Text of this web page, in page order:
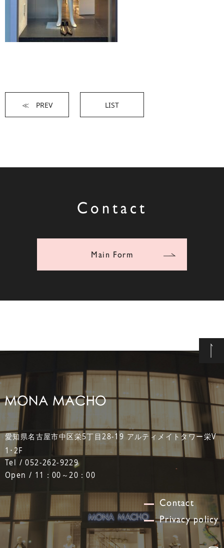
≪ PREV LIST
Contact
Main Form
愛知県名古屋市中区栄5丁目28-19 アルティメイトタワー栄V
1･2F
Tel / 052-262-9229
Open / 11：00～20：00
Contact
Privacy policy